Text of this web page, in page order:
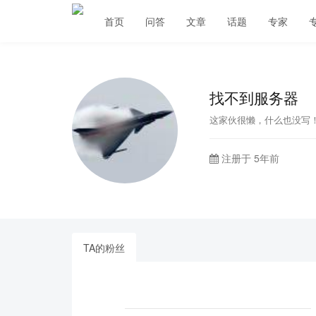
首页 问答 文章 话题 专家
找不到服务器
这家伙很懒，什么也没写！
注册于 5年前
TA的粉丝